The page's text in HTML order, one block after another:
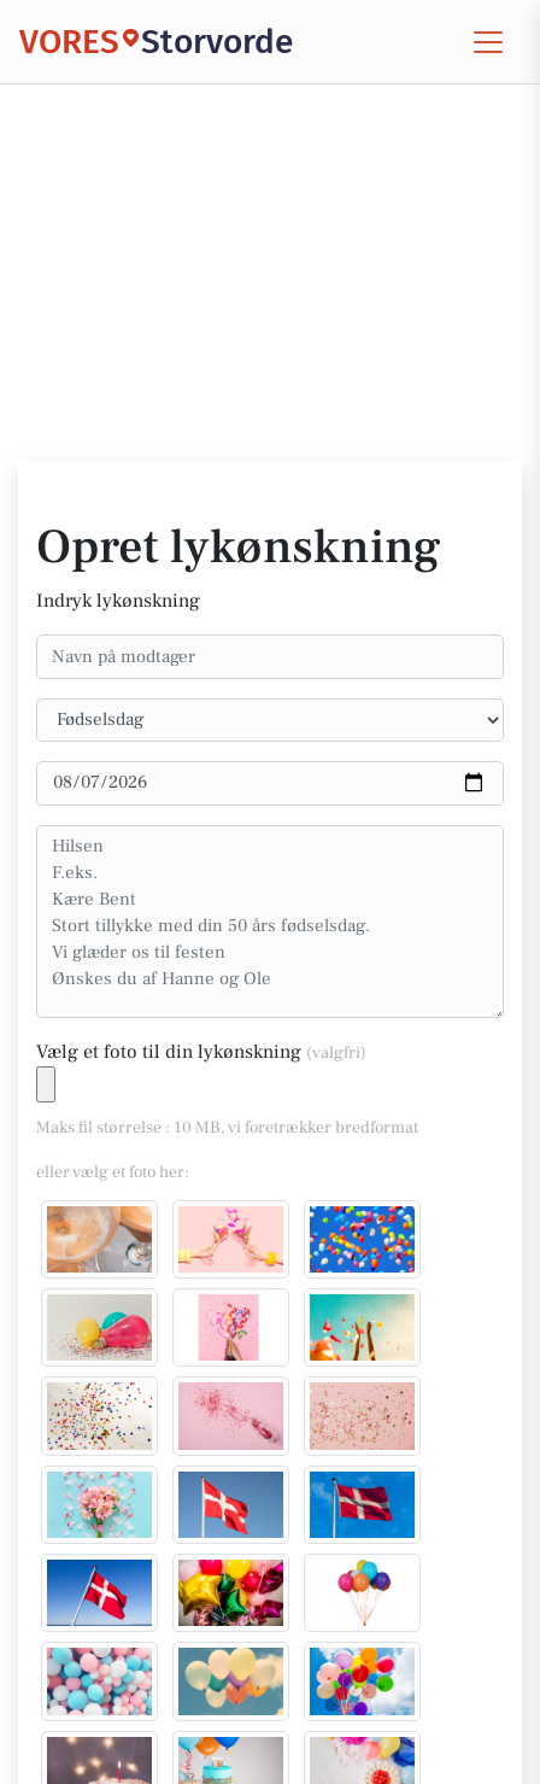
VORES Storvorde
Opret lykønskning
Indryk lykønskning
Vælg et foto til din lykønskning (valgfri)
Maks fil størrelse : 10 MB, vi foretrækker bredformat
eller vælg et foto her: